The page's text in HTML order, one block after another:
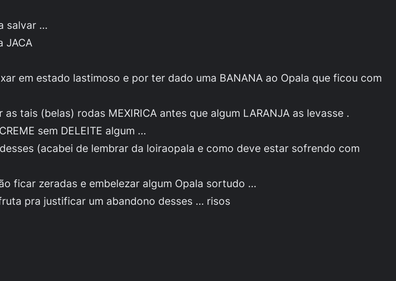
salvar …
JACA
em estado lastimoso e por ter dado uma BANANA ao Opala que ficou com
tais (belas) rodas MEXIRICA antes que algum LARANJA as levasse .
sem DELEITE algum …
(acabei de lembrar da loiraopala e como deve estar sofrendo com
ficar zeradas e embelezar algum Opala sortudo …
pra justificar um abandono desses … risos